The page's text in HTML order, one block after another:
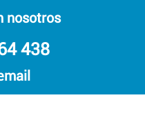
nosotros
438